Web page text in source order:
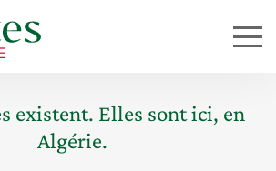
existent. Elles sont ici, en
Algérie.